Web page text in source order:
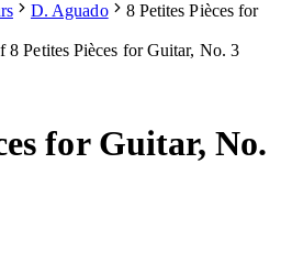
D. Aguado
8 Petites Pièces for
for Guitar, No.